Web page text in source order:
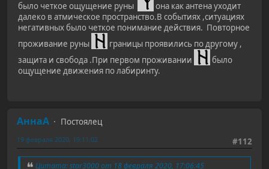
было четкое ощущение руны
она как антена уходит
далеко в атмическое пространство.В событиях ,ситуациях
негативных было четкое понимание действия. Повторное
проживание руны
границы проявились по другому ,
защита и свобода .При первом проживании
было
ощущение движения по лабиринту.
АннаА
Постоялец
#112
19 февраля 2020, 19:11:02
Цитата: star3000 от 18 февраля 2020, 17:06:45